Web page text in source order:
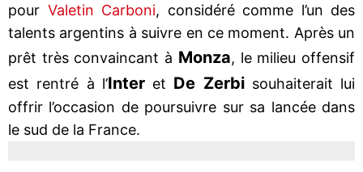
pour Valetin Carboni, considéré comme l’un des
talents argentins à suivre en ce moment. Après un
prêt très convaincant à Monza, le milieu offensif
est rentré à l’Interet De Zerbisouhaiterait lui
offrir l’occasion de poursuivre sur sa lancée dans
le sud de la France.